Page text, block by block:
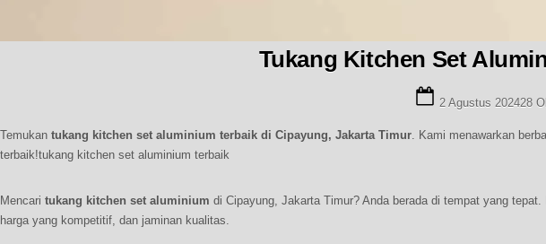
Tukang Kitchen Set
on
2 Agustus 202428
Temukan tukang kitchen set aluminium terbaik di Cipayung, Jakarta Timur. Kami menawarkan
terbaik!tukang kitchen set aluminium terbaik
Mencari tukang kitchen set aluminium di Cipayung, Jakarta Timur? Anda berada di tempat yang
harga yang kompetitif, dan jaminan kualitas.